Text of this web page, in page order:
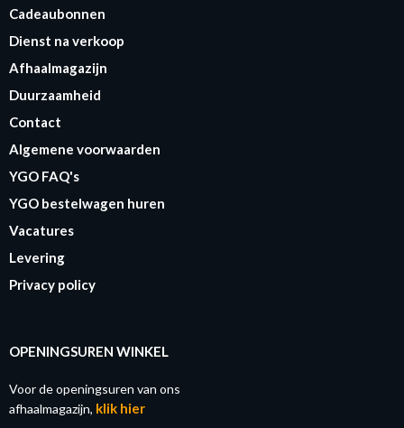
Cadeaubonnen
Dienst na verkoop
Afhaalmagazijn
Duurzaamheid
Contact
Algemene voorwaarden
YGO FAQ's
YGO bestelwagen huren
Vacatures
Levering
Privacy policy
OPENINGSUREN WINKEL
Voor de openingsuren van ons
afhaalmagazijn, klik hier